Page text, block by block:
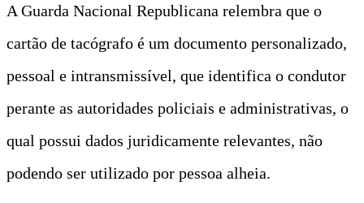
A Guarda Nacional Republicana relembra que o
cartão de tacógrafo é um documento personalizado,
pessoal e intransmissível, que identifica o condutor
perante as autoridades policiais e administrativas, o
qual possui dados juridicamente relevantes, não
podendo ser utilizado por pessoa alheia.